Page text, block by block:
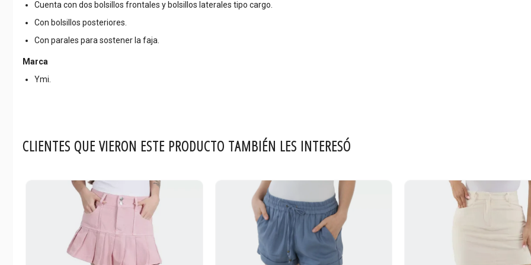
Cuenta con dos bolsillos frontales y bolsillos laterales tipo cargo.
Con bolsillos posteriores.
Con parales para sostener la faja.
Marca
Ymi.
CLIENTES QUE VIERON ESTE PRODUCTO TAMBIÉN LES INTERESÓ